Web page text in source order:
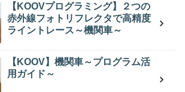
【KOOVプログラミング】２つの
赤外線フォトリフレクタで高精度
ライントレース～機関車～
【KOOV】機関車～プログラム活
用ガイド～